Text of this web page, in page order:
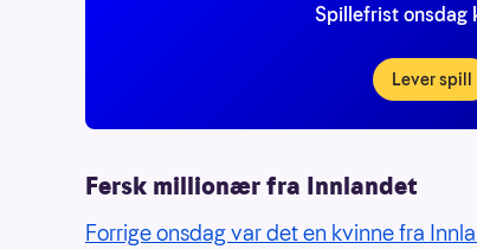
Spillefrist onsdag
Lever spill
Fersk millionær fra Innlandet
Forrige onsdag var det en kvinne fra